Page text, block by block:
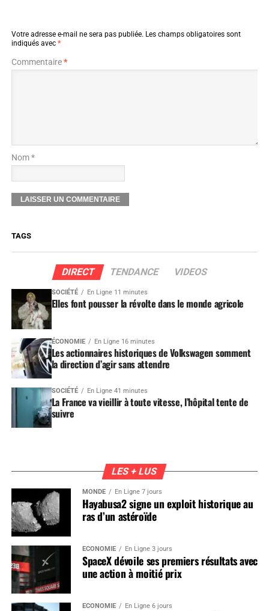
Votre adresse e-mail ne sera pas publiée. Les champs obligatoires sont
indiqués avec *
Commentaire*
Nom *
TAGS
DIRECT TENDANCE VIDEOS
SOCIÉTÉ En Ligne 11 minutes
Elles font pousser la révolte dans le monde agricole
ÉCONOMIE En Ligne 16 minutes
Les actionnaires historiques de Volkswagen somment
la direction d’agir sans attendre
SOCIÉTÉ En Ligne 41 minutes
La France va vieillir à toute vitesse, l’hôpital tente de
suivre
LES + LUS
MONDE En Ligne 7 jours
Hayabusa2 signe un exploit historique au
ras d’un astéroïde
ÉCONOMIE En Ligne 3 jours
SpaceX dévoile ses premiers résultats avec
une action à moitié prix
ÉCONOMIE En Ligne 6 jours